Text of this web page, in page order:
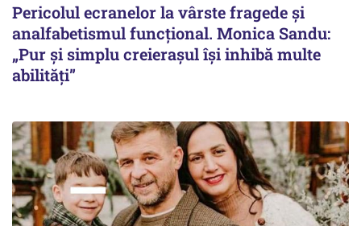
Pericolul ecranelor la vârste fragede și
analfabetismul funcțional. Monica Sandu:
„Pur și simplu creierașul își inhibă multe
abilități”